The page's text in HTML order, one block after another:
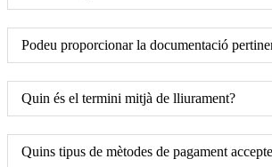
Podeu proporcionar la documentació
Quin és el termini mitjà de lliurament?
Quins tipus de mètodes de pagament